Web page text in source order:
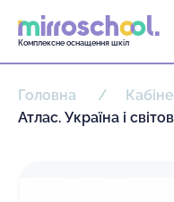
Комплексне оснащення шкіл
Головна
Атлас. Україна і